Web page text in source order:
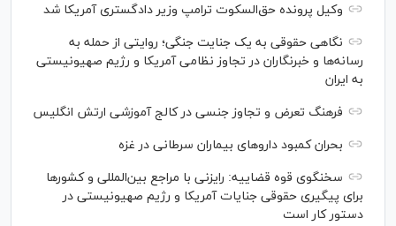
وکیل پرونده حق‌السکوت ترامپ وزیر دادگستری آمریکا شد
نگاهی حقوقی به یک جنایت جنگی؛ روایتی از حمله به
رسانه‌ها و خبرنگاران در تجاوز نظامی آمریکا و رژیم صهیونیستی
به ایران
فرهنگ تعرض و تجاوز جنسی در کالج آموزشی ارتش انگلیس
بحران کمبود دارو‌های بیماران سرطانی در غزه
سخنگوی قوه قضاییه: رایزنی‌ با مراجع بین‌المللی و کشور‌ها
برای پیگیری حقوقی جنایات آمریکا و رژیم صهیونیستی در
دستور کار است